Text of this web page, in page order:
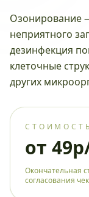
Озонирование
неприятного
дезинфекция
клеточные
других
СТОИМОСТЬ
от
Окончательная
согласования